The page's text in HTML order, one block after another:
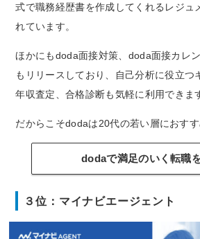
式で職務経歴書を作成してくれるレジュ
れています。
ほかにもdoda面接対策、doda面接カレ
もリリースしており、自己分析に役立つ
年収査定、合格診断も気軽に利用できま
だからこそdodaは20代の若い層におすす
dodaで満足のいく転職
３位：マイナビエージェント